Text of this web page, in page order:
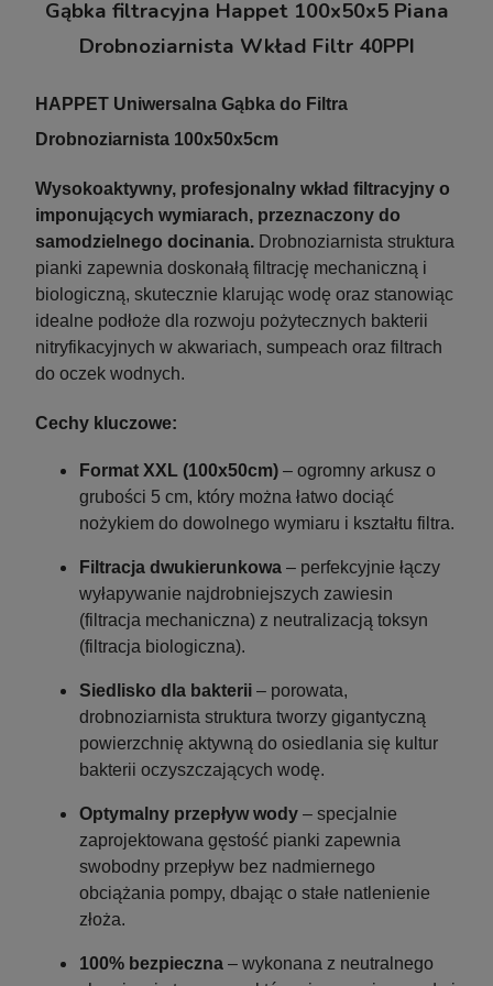
Pinceta Pęseta Prosta Hobby Tool 30cm
13,99 zł
Cena regularna:17,10 zł
Najniższa cena:17,10 zł
powiadom o dostępności
Gąbka filtracyjna Happet 100x50x5 Piana
Drobnoziarnista Wkład Filtr 40PPI
HAPPET Uniwersalna Gąbka do Filtra
Drobnoziarnista 100x50x5cm
Wysokoaktywny, profesjonalny wkład filtracyjny o
imponujących wymiarach, przeznaczony do
samodzielnego docinania. Drobnoziarnista struktura
pianki zapewnia doskonałą filtrację mechaniczną i
biologiczną, skutecznie klarując wodę oraz stanowiąc
idealne podłoże dla rozwoju pożytecznych bakterii
nitryfikacyjnych w akwariach, sumpeach oraz filtrach
do oczek wodnych.
Cechy kluczowe:
Format XXL (100x50cm) – ogromny arkusz o
grubości 5 cm, który można łatwo dociąć
nożykiem do dowolnego wymiaru i kształtu filtra.
Filtracja dwukierunkowa – perfekcyjnie łączy
wyłapywanie najdrobniejszych zawiesin
(filtracja mechaniczna) z neutralizacją toksyn
(filtracja biologiczna).
Siedlisko dla bakterii – porowata,
drobnoziarnista struktura tworzy gigantyczną
powierzchnię aktywną do osiedlania się kultur
bakterii oczyszczających wodę.
Optymalny przepływ wody – specjalnie
zaprojektowana gęstość pianki zapewnia
swobodny przepływ bez nadmiernego
obciążania pompy, dbając o stałe natlenienie
złoża.
100% bezpieczna – wykonana z neutralnego